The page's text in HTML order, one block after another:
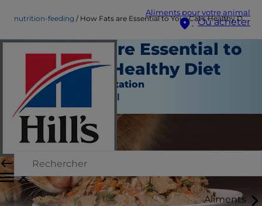
Aliments pour votre animal
Où acheter
Aliments
nutrition-feeding How Fats are Essential to Your Cat's Healthy Diet
How Fats are Essential to
Your Cat's Healthy Diet
Nutrition et alimentation
Auteur du personnel